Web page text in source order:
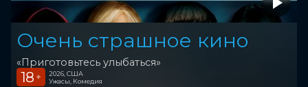
Очень страшное кино
«Приготовьтесь улыбаться»
18 +
2026, США
Ужасы, Комедия